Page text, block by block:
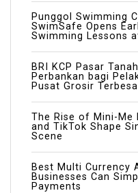
Punggol Swimming
SwimSafe Opens
Swimming Lessons
BRI KCP Pasar
Perbankan bagi
Pusat Grosir
The Rise of Mini-Me
and TikTok Shape
Scene
Best Multi Currency
Businesses Can
Payments